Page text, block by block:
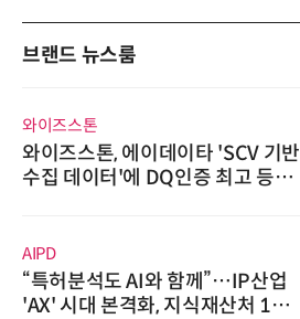
브랜드 뉴스룸
와이즈스톤
와이즈스톤, 에이데이타 'SCV 기반
수집 데이터'에 DQ인증 최고 등급
AIPD
“특허분석도 AI와 함께”…IP산업
'AX' 시대 본격화, 지식재산처 1호